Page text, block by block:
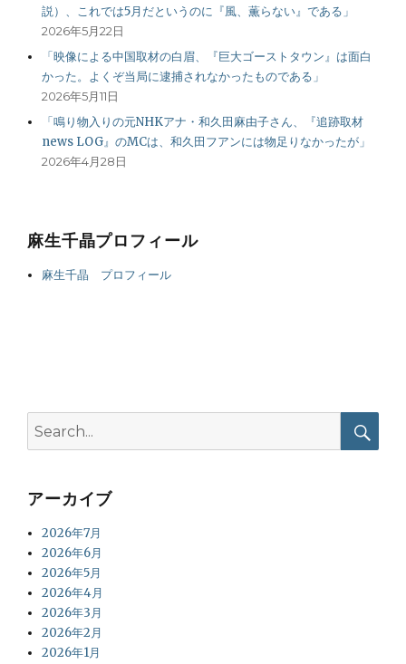
説）、これでは5月だというのに『風、薫らない』である」
2026年5月22日
「映像による中国取材の白眉、『巨大ゴーストタウン』は面白
かった。よくぞ当局に逮捕されなかったものである」
2026年5月11日
「鳴り物入りの元NHKアナ・和久田麻由子さん、『追跡取材
news LOG』のMCは、和久田フアンには物足りなかったが」
2026年4月28日
麻生千晶プロフィール
麻生千晶 プロフィール
for:
アーカイブ
2026年7月
2026年6月
2026年5月
2026年4月
2026年3月
2026年2月
2026年1月